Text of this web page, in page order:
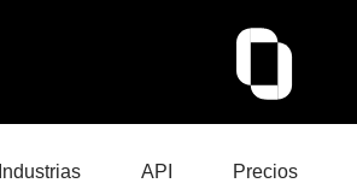
Industrias API Precios